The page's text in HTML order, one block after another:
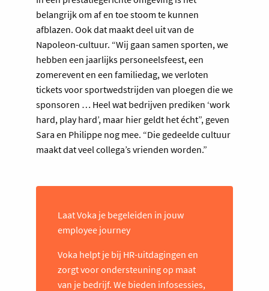
belangrijk om af en toe stoom te kunnen
afblazen. Ook dat maakt deel uit van de
Napoleon-cultuur. “Wij gaan samen sporten, we
hebben een jaarlijks personeelsfeest, een
zomerevent en een familiedag, we verloten
tickets voor sportwedstrijden van ploegen die we
sponsoren … Heel wat bedrijven prediken ‘work
hard, play hard’, maar hier geldt het écht”, geven
Sara en Philippe nog mee. “Die gedeelde cultuur
maakt dat veel collega’s vrienden worden.”
Laat Voka je begeleiden in jouw
employee journey
Voka helpt je bij HR-uitdagingen en
zorgt voor ondersteuning op maat
van je bedrijf. We bieden infosessies,